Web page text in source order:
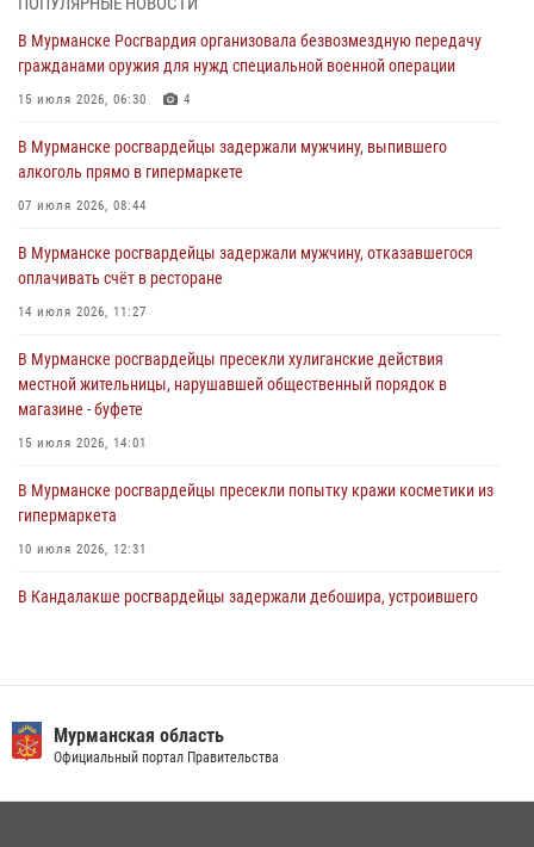
Сотрудники Росгвардии провели инструктаж по
антитеррористической защищенности для членов избирательных
31 июля 2026, 08:48 3
Сотрудники Росгвардии задержали мужчину, не оплатившего счет в
30 июля 2026, 14:09
В Управлении Росгвардии по Мурманской области прошло пожарно-
30 июля 2026, 14:05
В Управлении Росгвардии по Мурманской области состоялось
богослужение, посвященное Дню памяти святого
29 июля 2026, 12:17 4
В Мурманске Росгвардия организовала безвозмездную передачу
гражданами оружия для нужд специальной военной операции
15 июля 2026, 06:30 4
В Мурманске росгвардейцы задержали мужчину, выпившего
алкоголь прямо в гипермаркете
07 июля 2026, 08:44
В Мурманске росгвардейцы задержали мужчину, отказавшегося
оплачивать счёт в ресторане
14 июля 2026, 11:27
В Мурманске росгвардейцы пресекли хулиганские действия
местной жительницы, нарушавшей общественный порядок в
магазине - буфете
15 июля 2026, 14:01
В Мурманске росгвардейцы пресекли попытку кражи косметики из
гипермаркета
10 июля 2026, 12:31
В Кандалакше росгвардейцы задержали дебошира, устроившего
скрывавшегося от правосудия
16 июля 2026, 08:31
В Мурманске представители Росгвардии и территориальной
Мурманская область
Официальный портал Правительства